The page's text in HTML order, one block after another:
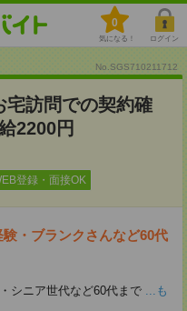
0
気になる！ ログイン
No.SGS710211712
宅訪問での契約確
2200円
登録・面接OK
・ブランクさんなど60代
シニア世代など60代まで ...も